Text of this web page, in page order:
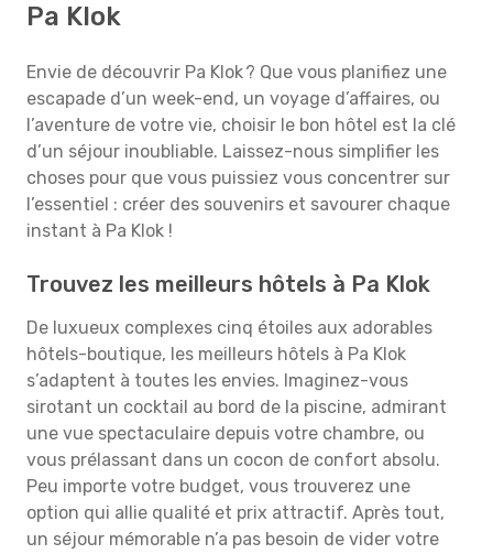
Pa Klok
Envie de découvrir Pa Klok ? Que vous planifiez une
escapade d’un week-end, un voyage d’affaires, ou
l’aventure de votre vie, choisir le bon hôtel est la clé
d’un séjour inoubliable. Laissez-nous simplifier les
choses pour que vous puissiez vous concentrer sur
l’essentiel : créer des souvenirs et savourer chaque
instant à Pa Klok !
Trouvez les meilleurs hôtels à Pa Klok
De luxueux complexes cinq étoiles aux adorables
hôtels-boutique, les meilleurs hôtels à Pa Klok
s’adaptent à toutes les envies. Imaginez-vous
sirotant un cocktail au bord de la piscine, admirant
une vue spectaculaire depuis votre chambre, ou
vous prélassant dans un cocon de confort absolu.
Peu importe votre budget, vous trouverez une
option qui allie qualité et prix attractif. Après tout,
un séjour mémorable n’a pas besoin de vider votre